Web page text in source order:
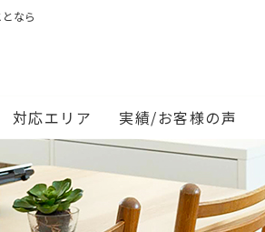
なら
対応エリア 実績/お客様の声